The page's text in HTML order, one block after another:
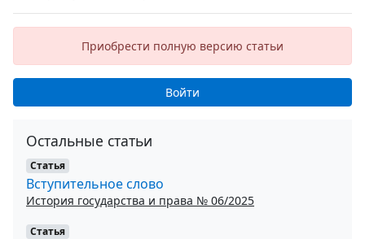
Приобрести полную версию статьи
Войти
Остальные статьи
Статья
Вступительное слово
История государства и права № 06/2025
Статья